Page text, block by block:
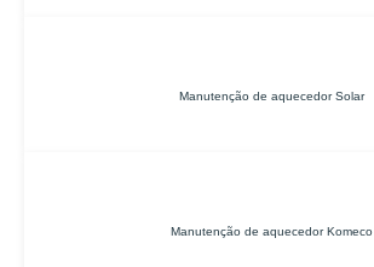
Manutenção de aquecedor Solar
Manutenção de aquecedor Komeco